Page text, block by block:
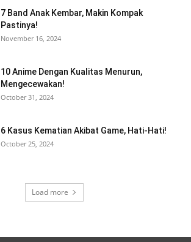
7 Band Anak Kembar, Makin Kompak
Pastinya!
November 16, 2024
10 Anime Dengan Kualitas Menurun,
Mengecewakan!
October 31, 2024
6 Kasus Kematian Akibat Game, Hati-Hati!
October 25, 2024
Load more